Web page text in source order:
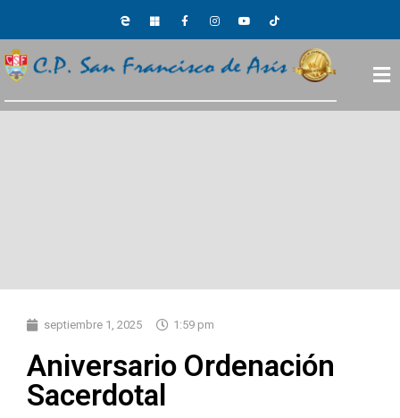
septiembre 1, 2025 1:59 pm
Aniversario Ordenación
Sacerdotal